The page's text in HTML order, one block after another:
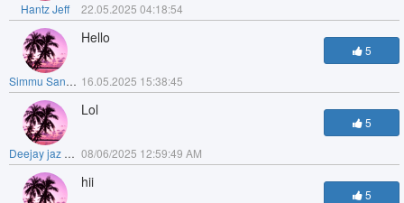
Hantz Jeff 22.05.2025 04:18:54
Simmu Sandhu
Hello
16.05.2025 15:38:45
5
Deejay jaz Dj jaz
Lol
08/06/2025 12:59:49 AM
5
hii
5